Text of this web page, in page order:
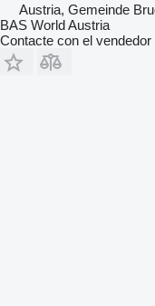
Austria, Gemeinde
BAS World Austria
Contacte con el vendedor